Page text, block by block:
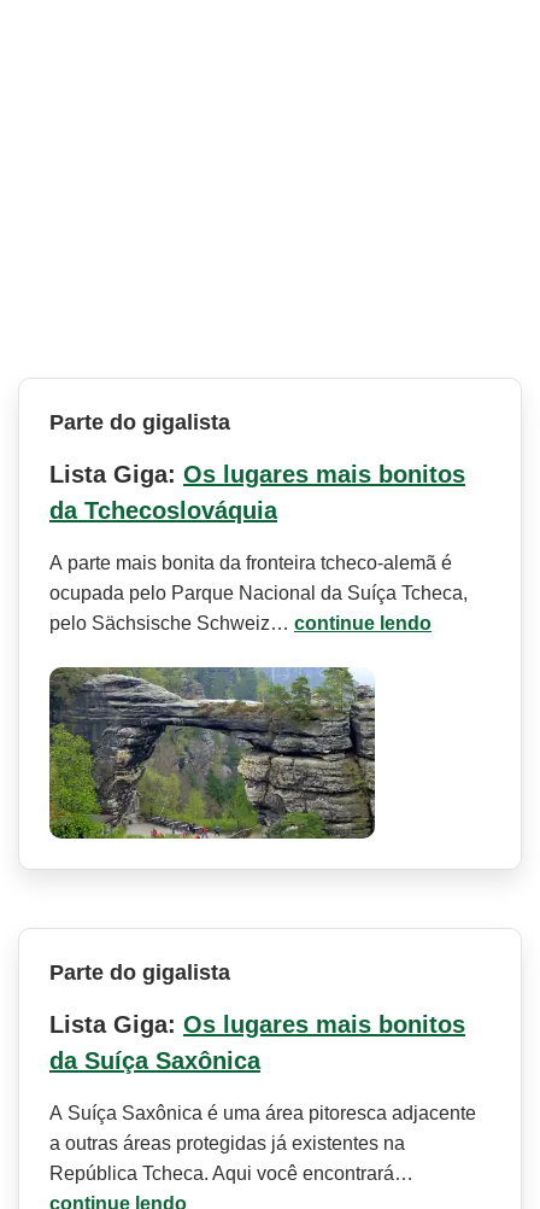
Parte do gigalista
Lista Giga: Os lugares mais bonitos
da Tchecoslováquia
A parte mais bonita da fronteira tcheco-alemã é
ocupada pelo Parque Nacional da Suíça Tcheca,
pelo Sächsische Schweiz… continue lendo
Parte do gigalista
Lista Giga: Os lugares mais bonitos
da Suíça Saxônica
A Suíça Saxônica é uma área pitoresca adjacente
a outras áreas protegidas já existentes na
República Tcheca. Aqui você encontrará…
continue lendo